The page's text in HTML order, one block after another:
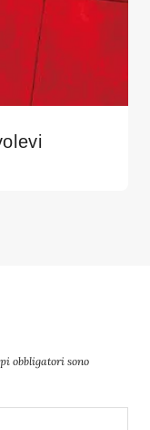
obbligatori sono